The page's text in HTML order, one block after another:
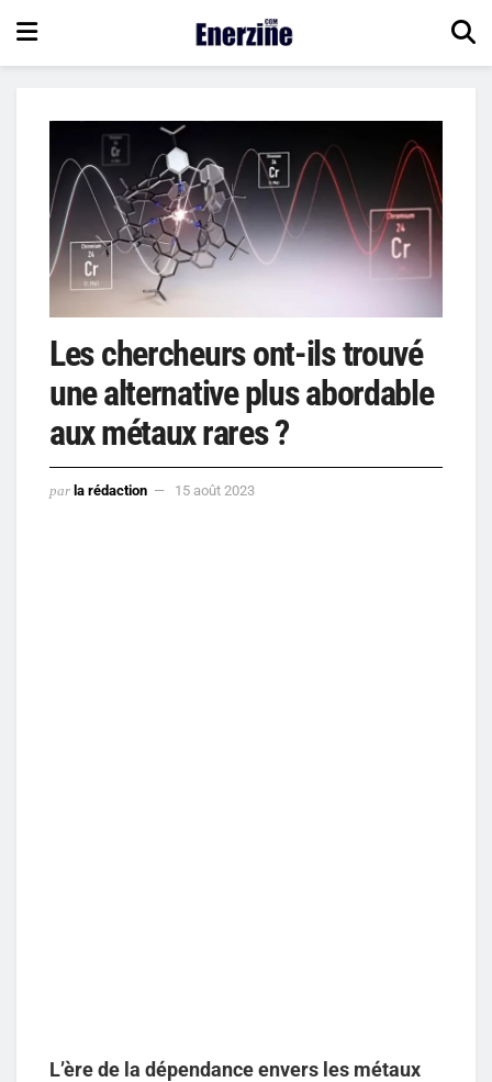
Les chercheurs ont-ils trouvé
une alternative plus abordable
aux métaux rares ?
par la rédaction 15 août 2023
L’ère de la dépendance envers les métaux